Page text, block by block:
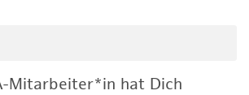
Mitarbeiter*in hat Dich